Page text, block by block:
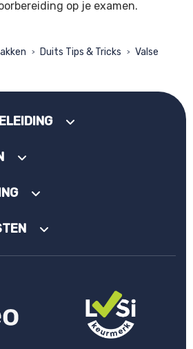
op je examen.
> Duits Tips & Tricks >
Valse